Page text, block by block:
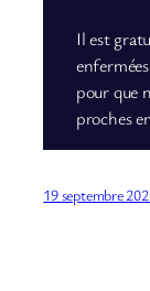
Il est
pour que
proches
19 septembre